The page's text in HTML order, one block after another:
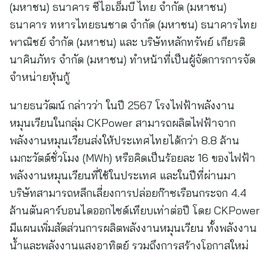
(มหาชน) ธนาคาร ซีไอเอ็มบี ไทย จำกัด (มหาชน)
ธนาคาร ทหารไทยธนชาต จำกัด (มหาชน) ธนาคารไทย
พาณิชย์ จำกัด (มหาชน) และ บริษัทหลักทรัพย์ เกียรติ
นาคินภัทร จำกัด (มหาชน) ทำหน้าที่เป็นผู้จัดการการจัด
จำหน่ายหุ้นกู้
นายธนวัฒน์ กล่าวว่า ในปี 2567 โรงไฟฟ้าพลังงาน
หมุนเวียนในกลุ่ม CKPower สามารถผลิตไฟฟ้าจาก
พลังงานหมุนเวียนส่งให้ประเทศไทยได้กว่า 8.8 ล้าน
เมกะวัตต์ชั่วโมง (MWh) หรือคิดเป็นร้อยละ 16 ของไฟฟ้า
พลังงานหมุนเวียนที่ใช้ในประเทศ และในปีที่ผ่านมา
บริษัทสามารถหลีกเลี่ยงการปล่อยก๊าซเรือนกระจก 4.4
ล้านตันคาร์บอนไดออกไซด์เทียบเท่าต่อปี โดย CKPower
มีแผนเพิ่มสัดส่วนการผลิตพลังงานหมุนเวียน ทั้งพลังงาน
น้ำและพลังงานแสงอาทิตย์ รวมถึงการสร้างโอกาสใหม่